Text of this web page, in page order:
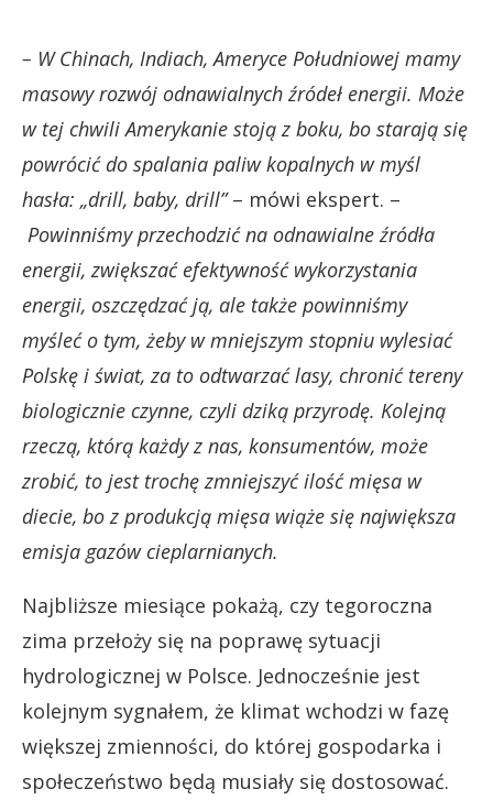
– W Chinach, Indiach, Ameryce Południowej mamy
masowy rozwój odnawialnych źródeł energii. Może
w tej chwili Amerykanie stoją z boku, bo starają się
powrócić do spalania paliw kopalnych w myśl
hasła: „drill, baby, drill”– mówi ekspert. –
Powinniśmy przechodzić na odnawialne źródła
energii, zwiększać efektywność wykorzystania
energii, oszczędzać ją, ale także powinniśmy
myśleć o tym, żeby w mniejszym stopniu wylesiać
Polskę i świat, za to odtwarzać lasy, chronić tereny
biologicznie czynne, czyli dziką przyrodę. Kolejną
rzeczą, którą każdy z nas, konsumentów, może
zrobić, to jest trochę zmniejszyć ilość mięsa w
diecie, bo z produkcją mięsa wiąże się największa
emisja gazów cieplarnianych.
Najbliższe miesiące pokażą, czy tegoroczna
zima przełoży się na poprawę sytuacji
hydrologicznej w Polsce. Jednocześnie jest
kolejnym sygnałem, że klimat wchodzi w fazę
większej zmienności, do której gospodarka i
społeczeństwo będą musiały się dostosować.